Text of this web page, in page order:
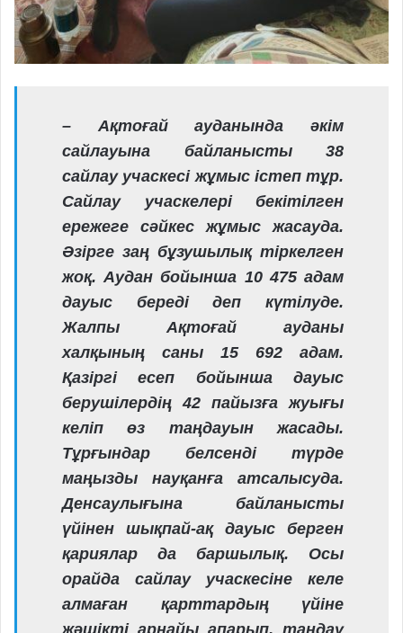
– Ақтоғай ауданында әкім
сайлауына байланысты 38
сайлау учаскесі жұмыс істеп тұр.
Сайлау учаскелері бекітілген
ережеге сәйкес жұмыс жасауда.
Әзірге заң бұзушылық тіркелген
жоқ. Аудан бойынша 10 475 адам
дауыс береді деп күтілуде.
Жалпы Ақтоғай ауданы
халқының саны 15 692 адам.
Қазіргі есеп бойынша дауыс
берушілердің 42 пайызға жуығы
келіп өз таңдауын жасады.
Тұрғындар белсенді түрде
маңызды науқанға атсалысуда.
Денсаулығына байланысты
үйінен шықпай-ақ дауыс берген
қариялар да баршылық. Осы
орайда сайлау учаскесіне келе
алмаған қарттардың үйіне
жәшікті арнайы апарып, таңдау